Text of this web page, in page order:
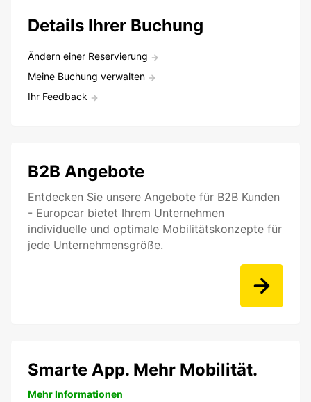
Details Ihrer Buchung
Ändern einer Reservierung
Meine Buchung verwalten
Ihr Feedback
B2B Angebote
Entdecken Sie unsere Angebote für B2B Kunden
- Europcar bietet Ihrem Unternehmen
individuelle und optimale Mobilitätskonzepte für
jede Unternehmensgröße.
Smarte App. Mehr Mobilität.
Mehr Informationen